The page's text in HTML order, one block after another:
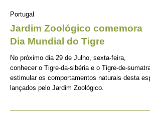
Portugal
Jardim Zoológico comemora
Dia Mundial do Tigre
No próximo dia 29 de Julho, sexta-feira,
conhecer o Tigre-da-sibéria e o Tigre-de-
estimular os comportamentos naturais desta
lançados pelo Jardim Zoológico.